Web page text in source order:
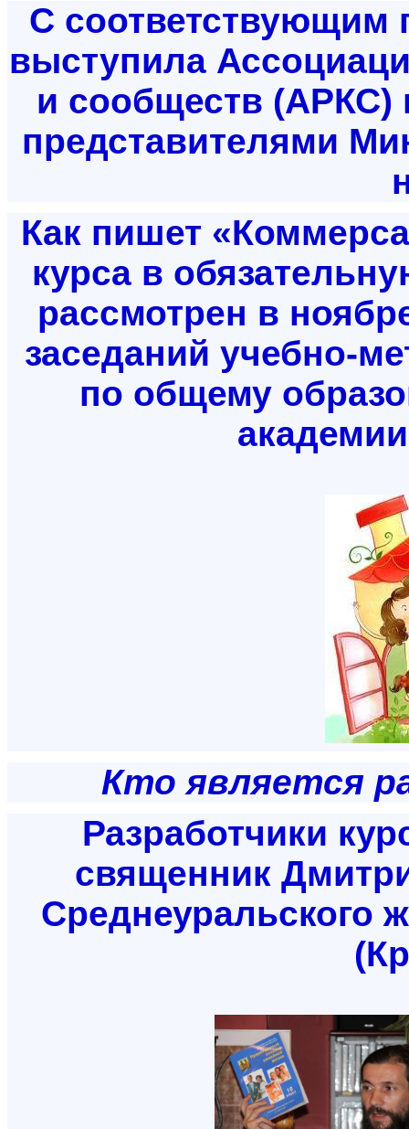
С соответствующим
выступила
и сообществ (АРКС)
представителями
Как пишет
курса в
рассмотрен в
заседаний учебно-
по общему
Кто является
Разработчики
священник
Среднеуральского